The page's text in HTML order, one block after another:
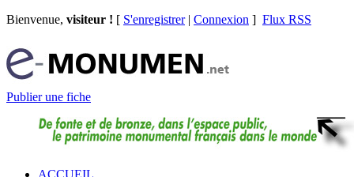
Bienvenue, visiteur ! [ S'enregistrer| Connexion ] Flux RSS
Publier une fiche
ACCUEIL